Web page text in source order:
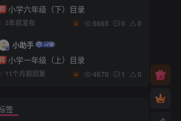
小学六年级（下）目录
2年前发布 5665 0 0
小助手
小学一年级（上）目录
11个月前回复 4670 1 0
签